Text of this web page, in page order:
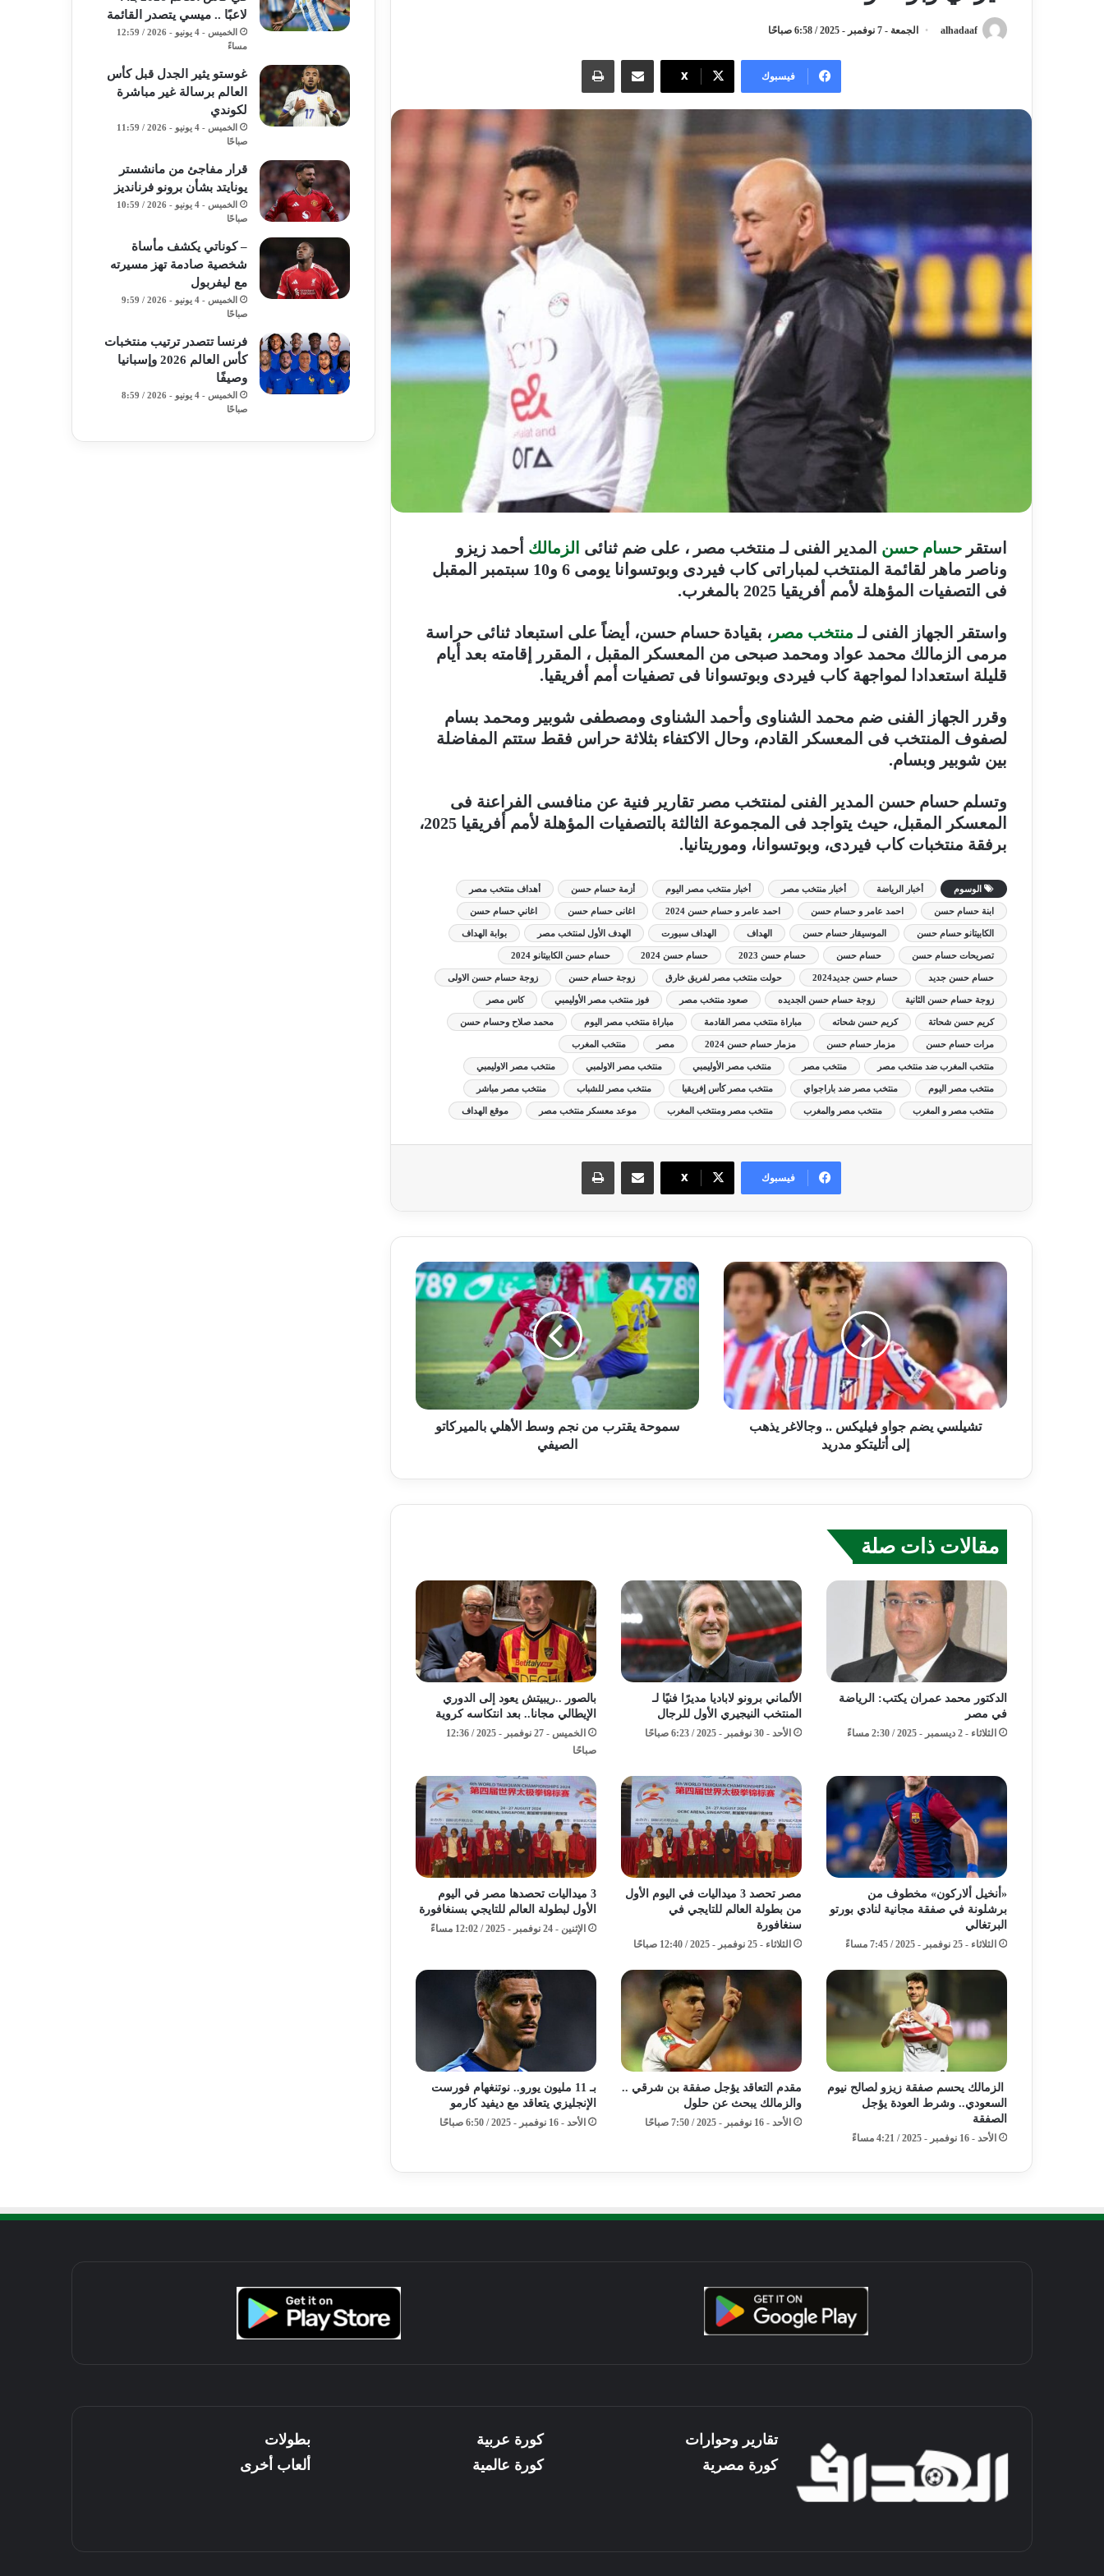
alhadaaf الجمعة - 7 نوفمبر - 2025 / 6:58 صباحًا
فيسبوك X
مشاركة عبر البريد طباعة
استقر حسام حسن المدير الفنى لـ منتخب مصر ، على ضم ثنائى الزمالك أحمد زيزو
وناصر ماهر لقائمة المنتخب لمباراتى كاب فيردى وبوتسوانا يومى 6 و10 سبتمبر المقبل
فى التصفيات المؤهلة لأمم أفريقيا 2025 بالمغرب.
واستقر الجهاز الفنى لـ منتخب مصر ، بقيادة حسام حسن، أيضاً على استبعاد ثنائى حراسة
مرمى الزمالك محمد عواد ومحمد صبحى من المعسكر المقبل ، المقرر إقامته بعد أيام
قليلة استعدادا لمواجهة كاب فيردى وبوتسوانا فى تصفيات أمم أفريقيا.
وقرر الجهاز الفنى ضم محمد الشناوى وأحمد الشناوى ومصطفى شوبير ومحمد بسام
لصفوف المنتخب فى المعسكر القادم، وحال الاكتفاء بثلاثة حراس فقط ستتم المفاضلة
بين شوبير وبسام.
وتسلم حسام حسن المدير الفنى لمنتخب مصر تقارير فنية عن منافسى الفراعنة فى
المعسكر المقبل، حيث يتواجد فى المجموعة الثالثة بالتصفيات المؤهلة لأمم أفريقيا 2025،
برفقة منتخبات كاب فيردى، وبوتسوانا، وموريتانيا.
الوسوم أخبار الرياضة أخبار منتخب مصر أخبار منتخب مصر اليوم أزمة حسام حسن أهداف منتخب مصر
ابنة حسام حسن احمد عامر و حسام حسن احمد عامر و حسام حسن 2024 اغانى حسام حسن اغاني حسام حسن
الكابيتانو حسام حسن الموسيقار حسام حسن الهداف الهداف سبورت الهدف الأول لمنتخب مصر بوابة الهداف
تصريحات حسام حسن حسام حسن حسام حسن 2023 حسام حسن 2024 حسام حسن الكابيتانو 2024
حسام حسن جديد حسام حسن جديد2024 حولت منتخب مصر لفريق خارق زوجة حسام حسن زوجة حسام حسن الاولى
زوجة حسام حسن الثانية زوجة حسام حسن الجديده صعود منتخب مصر فوز منتخب مصر الأوليمبي كاس مصر
كريم حسن شحاتة كريم حسن شحاته مباراة منتخب مصر القادمة مباراة منتخب مصر اليوم محمد صلاح وحسام حسن
مرات حسام حسن مزمار حسام حسن مزمار حسام حسن 2024 مصر منتخب المغرب
منتخب المغرب ضد منتخب مصر منتخب مصر منتخب مصر الأوليمبي منتخب مصر الاولمبي منتخب مصر الاوليمبي
منتخب مصر اليوم منتخب مصر ضد باراجواي منتخب مصر كأس إفريقيا منتخب مصر للشباب منتخب مصر مباشر
منتخب مصر و المغرب منتخب مصر والمغرب منتخب مصر ومنتخب المغرب موعد معسكر منتخب مصر موقع الهداف
فيسبوك X
مشاركة عبر البريد طباعة
تشيلسي يضم جواو فيليكس .. وجالاغر يذهب
إلى أتليتكو مدريد
سموحة يقترب من نجم وسط الأهلي بالميركاتو
الصيفي
مقالات ذات صلة
الدكتور محمد عمران يكتب: الرياضة
في مصر
الثلاثاء - 2 ديسمبر - 2025 / 2:30 مساءً
الألماني برونو لاباديا مديرًا فنيًا لـ
المنتخب النيجيري الأول للرجال
الأحد - 30 نوفمبر - 2025 / 6:23 صباحًا
بالصور ..ريبيتش يعود إلى الدوري
الإيطالي مجانا.. بعد انتكاسه كروية
الخميس - 27 نوفمبر - 2025 / 12:36
صباحًا
«أنخيل ألاركون» مخطوف من
برشلونة في صفقة مجانية لنادي بورتو
البرتغالي
الثلاثاء - 25 نوفمبر - 2025 / 7:45 مساءً
مصر تحصد 3 ميداليات في اليوم الأول
من بطولة العالم للتايجي في
سنغافورة
الثلاثاء - 25 نوفمبر - 2025 / 12:40 صباحًا
3 ميداليات تحصدها مصر في اليوم
الأول لبطولة العالم للتايجي بسنغافورة
الإثنين - 24 نوفمبر - 2025 / 12:02 مساءً
الزمالك يحسم صفقة زيزو لصالح نيوم
السعودي.. وشرط العودة يؤجل
الصفقة
الأحد - 16 نوفمبر - 2025 / 4:21 مساءً
مقدم التعاقد يؤجل صفقة بن شرقي ..
والزمالك يبحث عن حلول
الأحد - 16 نوفمبر - 2025 / 7:50 صباحًا
بـ 11 مليون يورو.. نوتنغهام فورست
الإنجليزي يتعاقد مع ديفيد كارمو
الأحد - 16 نوفمبر - 2025 / 6:50 صباحًا
لاعبًا .. ميسي يتصدر القائمة
الخميس - 4 يونيو - 2026 / 12:59
مساءً
غوستو يثير الجدل قبل كأس
العالم برسالة غير مباشرة
لكوندي
الخميس - 4 يونيو - 2026 / 11:59
صباحًا
قرار مفاجئ من مانشستر
يونايتد بشأن برونو فرنانديز
الخميس - 4 يونيو - 2026 / 10:59
صباحًا
– كوناتي يكشف مأساة
شخصية صادمة تهز مسيرته
مع ليفربول
الخميس - 4 يونيو - 2026 / 9:59
صباحًا
فرنسا تتصدر ترتيب منتخبات
كأس العالم 2026 وإسبانيا
وصيفًا
الخميس - 4 يونيو - 2026 / 8:59
صباحًا
تقارير وحوارات
كورة مصرية
كورة عربية
كورة عالمية
بطولات
ألعاب أخرى